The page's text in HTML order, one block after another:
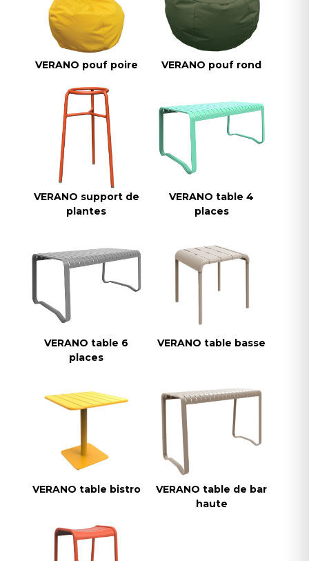
VERANO pouf poire VERANO pouf rond
VERANO support de
plantes
VERANO table 4
places
VERANO table 6
places
VERANO table basse
VERANO table bistro
VERANO table de bar
haute